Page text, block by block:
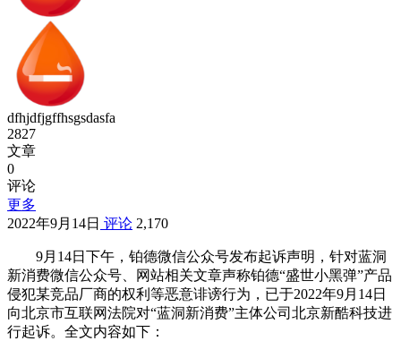
dfhjdfjgffhsgsdasfa
2827
文章
0
评论
更多
2022年9月14日 评论 2,170
9月14日下午，铂德微信公众号发布起诉声明，针对蓝洞
新消费微信公众号、网站相关文章声称铂德“盛世小黑弹”产品
侵犯某竞品厂商的权利等恶意诽谤行为，已于2022年9月14日
向北京市互联网法院对“蓝洞新消费”主体公司北京新酷科技进
行起诉。全文内容如下：